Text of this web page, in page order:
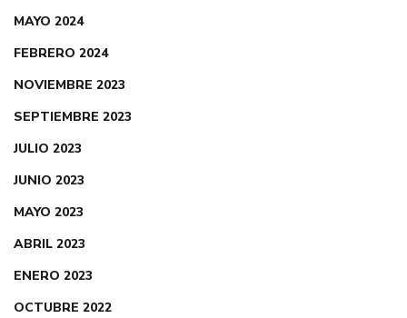
MAYO 2024
FEBRERO 2024
NOVIEMBRE 2023
SEPTIEMBRE 2023
JULIO 2023
JUNIO 2023
MAYO 2023
ABRIL 2023
ENERO 2023
OCTUBRE 2022